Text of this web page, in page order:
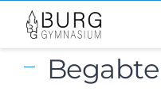
Zum
Inhalt
springen